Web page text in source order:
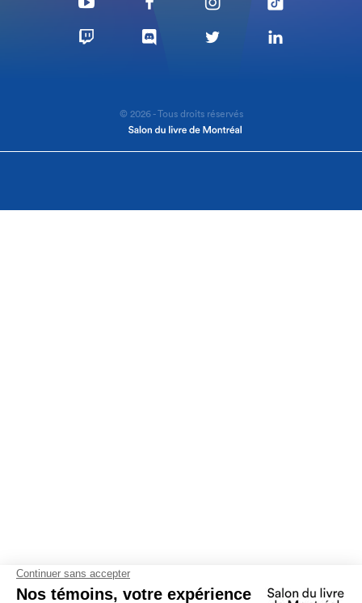
© 2026 - Tous droits réservés